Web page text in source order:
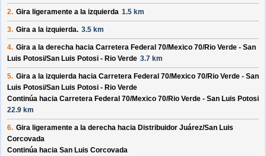
2. Gira ligeramente a la izquierda 1.5 km
3. Gira a la izquierda. 3.5 km
4. Gira a la derecha hacia Carretera Federal 70/Mexico 70/Rio Verde - San
Luis Potosi/San Luis Potosi - Rio Verde 3.7 km
5. Gira a la izquierda hacia Carretera Federal 70/Mexico 70/Rio Verde - San
Luis Potosi/San Luis Potosi - Rio Verde
Continúa hacia Carretera Federal 70/Mexico 70/Rio Verde - San Luis Potosi
22.9 km
6. Gira ligeramente a la derecha hacia Distribuidor Juárez/San Luis
Corcovada
Continúa hacia San Luis Corcovada